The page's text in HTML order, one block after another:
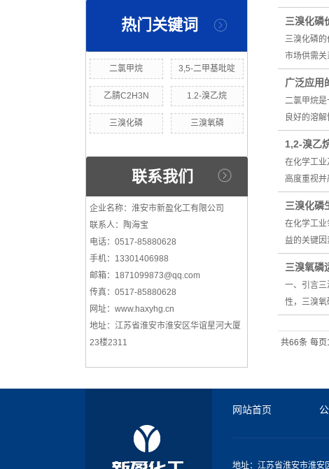
热门关键词
二氯甲烷 3,5-二甲基吡啶
乙腈C2H3N 1.2-溴乙烷
三溴化磷 三溴氧磷
联系我们
企业名称：淮安市新盈化工有限公司
联系人：陶海宝
电话：0517-85880628
手机：13301406988
邮箱：1871099873@qq.com
传真：0517-85880628
网址：www.haxyhg.cn
地址：江苏省淮安市淮安区华谊星河大厦
23楼2311
三溴化磷
三溴化磷的
市场供需
广泛应用
二氯甲烷
良好的溶
1,2-溴乙
在化学工
高度重视
三溴化磷
在化学工
益的关键
三溴氧磷
一、引言
性，三溴
共66条 每页
网站首页
地址：江苏省淮安市淮安